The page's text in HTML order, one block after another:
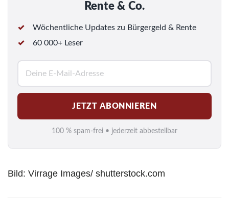
Rente & Co.
Wöchentliche Updates zu Bürgergeld & Rente
60 000+ Leser
M
a
i
l
*
JETZT ABONNIEREN
100 % spam-frei • jederzeit abbestellbar
Bild: Virrage Images/ shutterstock.com